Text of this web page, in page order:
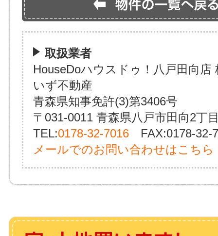
取扱業者
HouseDoハウスドゥ！八戸田向店
いず不動産
青森県知事免許(3)第3406号
〒031-0011 青森県八戸市田向2丁
TEL:0178-32-7016 FAX:0178-32-
メールでのお問い合わせはこちら